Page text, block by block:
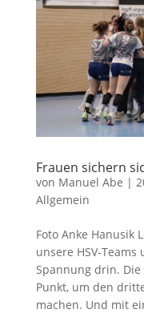
Frauen sichern
von Manuel Abe |
Allgemein
Foto Anke Hanusik
unsere HSV-
Spannung drin.
Punkt, um den
machen. Und mit